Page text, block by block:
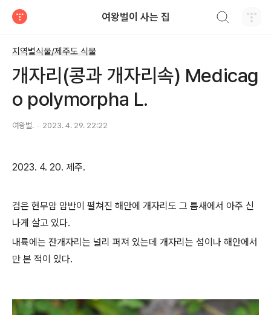
여왕벌이 사는 집
지역별식물/제주도 식물
개자리(콩과 개자리속) Medicag
o polymorpha L.
여왕벌. 2023. 4. 29. 22:22
2023. 4. 20. 제주.
검은 현무암 암반이 펼쳐진 해안에 개자리도 그 틈새에서 아주 신
나게 살고 있다.
내륙에는 잔개자리는 널리 퍼져 있는데 개자리는 섬이나 해안에서
만 본 적이 있다.